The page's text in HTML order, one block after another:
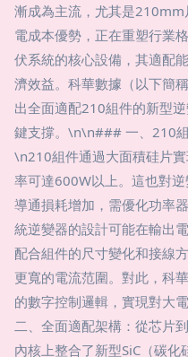
漸成為主流，尤其是
電成本優勢，正在重塑行業
伏系統的核心設備，其適配
濟效益。科華數據（以下簡
出全面適配210組件的新型
鍵支撐。\n\n### 一、210
\n210組件通過大面積硅片
率可達600W以上。這也對
導通損耗增加，需優化功率
統逆變器的設計可能在輸出
配合組件的尺寸變化和接線
更寬的電流范圍。對此，科
的數字控制邏輯，實現對大
二、全面適配架構：從芯片
內核上整合了新型SiC（碳化